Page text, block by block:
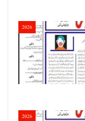
2026
2026